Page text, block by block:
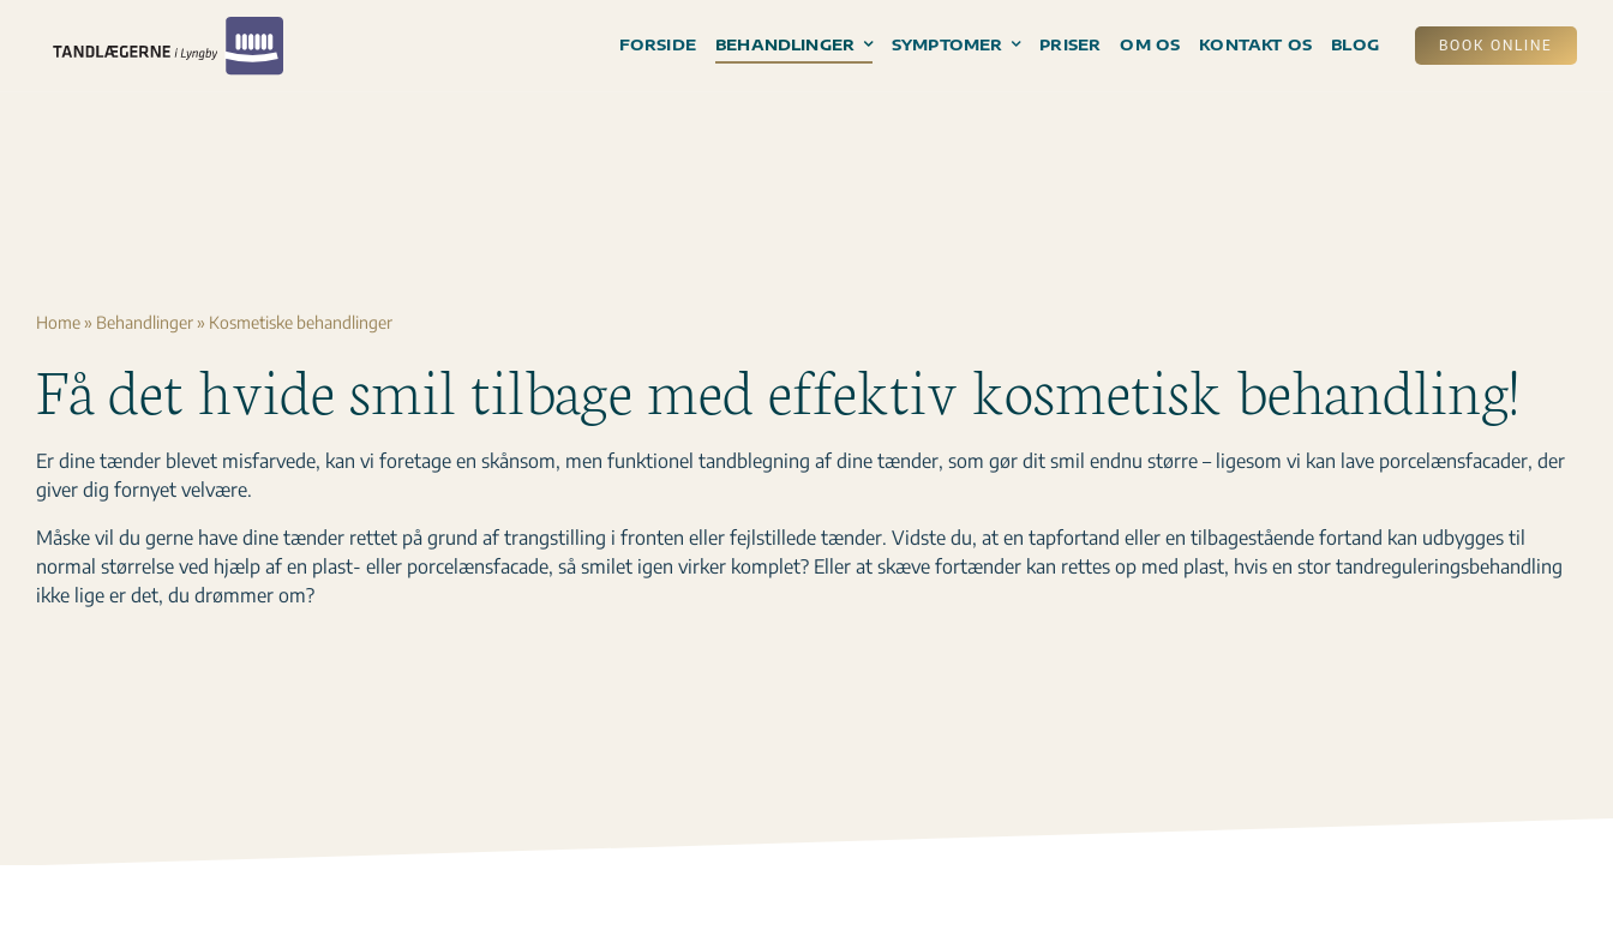
FORSIDE BEHANDLINGER SYMPTOMER PRISER OM OS KONTAKT OS BLOG BOOK ONLINE
Home» Behandlinger» Kosmetiske behandlinger
Få det hvide smil tilbage med effektiv kosmetisk behandling!
Er dine tænder blevet misfarvede, kan vi foretage en skånsom, men funktionel tandblegning af dine tænder, som gør dit smil endnu større – ligesom vi kan lave porcelænsfacader, der
giver dig fornyet velvære.
Måske vil du gerne have dine tænder rettet på grund af trangstilling i fronten eller fejlstillede tænder. Vidste du, at en tapfortand eller en tilbagestående fortand kan udbygges til
normal størrelse ved hjælp af en plast- eller porcelænsfacade, så smilet igen virker komplet? Eller at skæve fortænder kan rettes op med plast, hvis en stor tandreguleringsbehandling
ikke lige er det, du drømmer om?